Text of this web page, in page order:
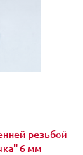
резьбой
6 мм